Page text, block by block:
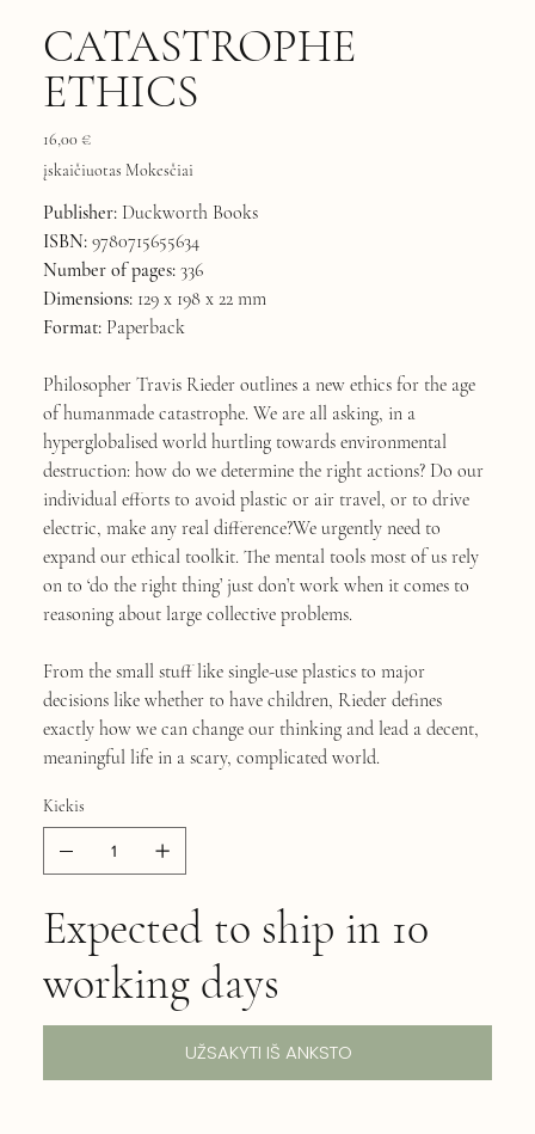
CATASTROPHE
ETHICS
Kaina
16,00 €
įskaičiuotas Mokesčiai
Publisher:Duckworth Books
ISBN: 9780715655634
Number of pages:336
Dimensions:129 x 198 x 22 mm
Format:Paperback
Philosopher Travis Rieder outlines a new ethics for the age
of humanmade catastrophe. We are all asking, in a
hyperglobalised world hurtling towards environmental
destruction: how do we determine the right actions? Do our
individual efforts to avoid plastic or air travel, or to drive
electric, make any real difference?We urgently need to
expand our ethical toolkit. The mental tools most of us rely
on to ‘do the right thing’ just don’t work when it comes to
reasoning about large collective problems.
From the small stuff like single-use plastics to major
decisions like whether to have children, Rieder defines
exactly how we can change our thinking and lead a decent,
meaningful life in a scary, complicated world.
Kiekis
Expected to ship in 10
working days
UŽSAKYTI IŠ ANKSTO